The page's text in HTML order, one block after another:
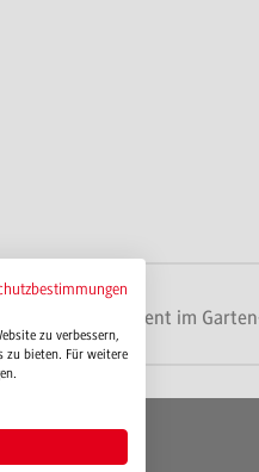
Management im
zu verbessern,
zu bieten. Für weitere